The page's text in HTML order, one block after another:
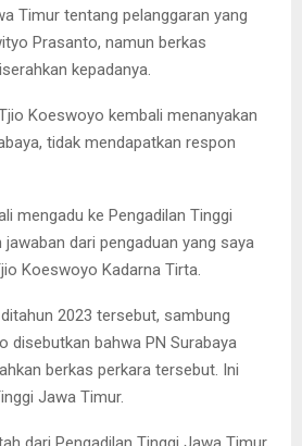
Timur tentang pelanggaran yang
Prasanto, namun berkas
kepadanya.
Koeswoyo kembali menanyakan
tidak mendapatkan respon
mengadu ke Pengadilan Tinggi
dari pengaduan yang saya
Koeswoyo Kadarna Tirta.
2023 tersebut, sambung
disebutkan bahwa PN Surabaya
berkas perkara tersebut. Ini
Jawa Timur.